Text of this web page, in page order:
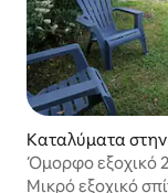
Καταλύματα στην
adour-sur-Glane
Όμορφο εξοχικό
έως 4 άτομα (ή
Μικρό εξοχικό